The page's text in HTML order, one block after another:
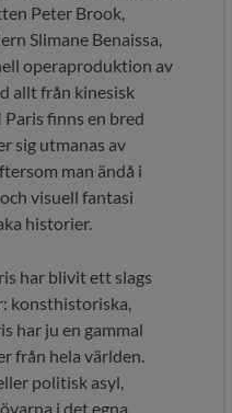
Peter Brook,
Slimane Benaissa,
operaproduktion av
allt från kinesisk
finns en bred
sig utmanas av
man ändå i
visuell fantasi
historier.
har blivit ett slags
konsthistoriska,
har ju en gammal
från hela världen.
politisk asyl,
i det egna